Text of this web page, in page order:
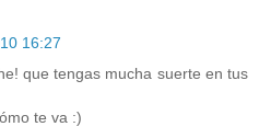
16:27
que tengas mucha suerte en tus
te va :)